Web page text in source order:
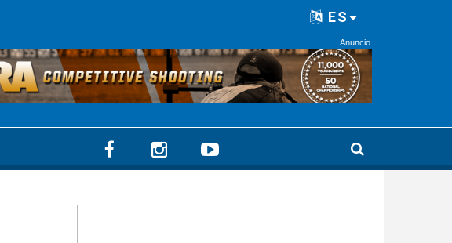
ES
Anuncio